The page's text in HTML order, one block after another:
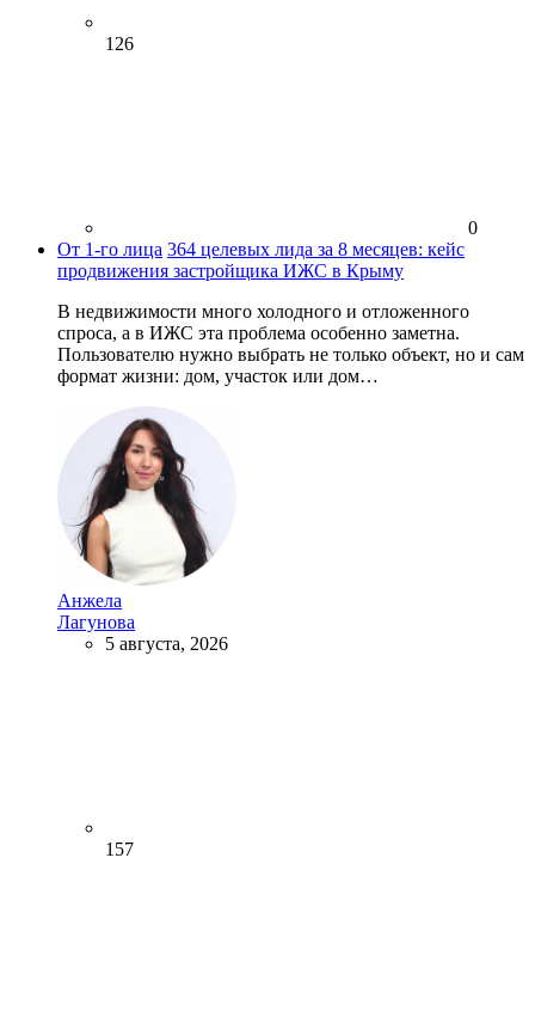
126
0
От 1-го лица 364 целевых лида за 8 месяцев: кейс
продвижения застройщика ИЖС в Крыму
В недвижимости много холодного и отложенного
спроса, а в ИЖС эта проблема особенно заметна.
Пользователю нужно выбрать не только объект, но и сам
формат жизни: дом, участок или дом…
Анжела
Лагунова
5 августа, 2026
157